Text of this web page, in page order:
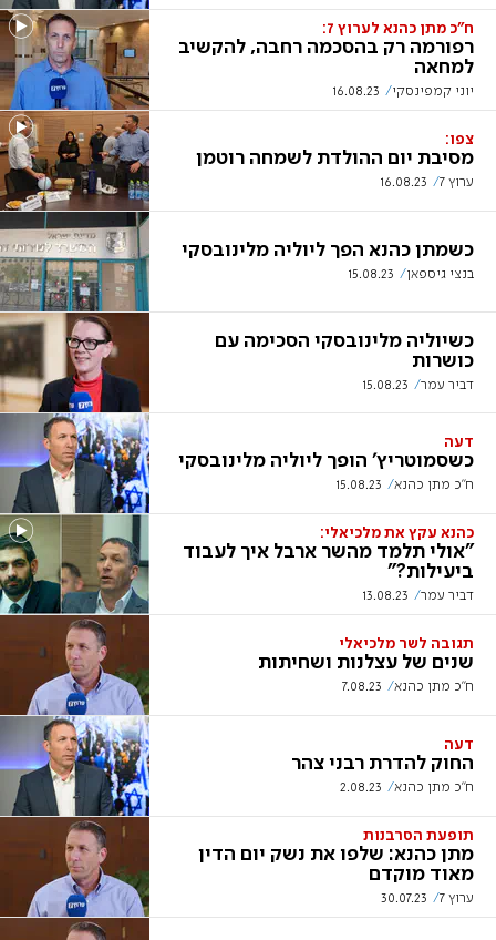
ח"כ מתן כהנא לערוץ 7:
רפורמה רק בהסכמה רחבה, להקשיב
למחאה
יוני קמפינסקי 16.08.23
צפו:
מסיבת יום ההולדת לשמחה רוטמן
ערוץ 7 16.08.23
כשמתן כהנא הפך ליוליה מלינובסקי
בנצי גיספאן 15.08.23
כשיוליה מלינובסקי הסכימה עם
כושרות
דביר עמר 15.08.23
דעה
כשסמוטריץ' הופך ליוליה מלינובסקי
ח"כ מתן כהנא 15.08.23
כהנא עקץ את מלכיאלי:
"אולי תלמד מהשר ארבל איך לעבוד
ביעילות?"
דביר עמר 13.08.23
תגובה לשר מלכיאלי
שנים של עצלנות ושחיתות
ח"כ מתן כהנא 7.08.23
דעה
החוק להדרת רבני צהר
ח"כ מתן כהנא 2.08.23
תופעת הסרבנות
מתן כהנא: שלפו את נשק יום הדין
מאוד מוקדם
ערוץ 7 30.07.23